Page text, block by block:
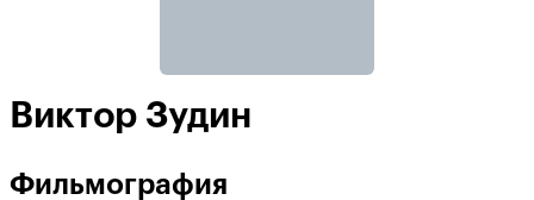
Виктор Зудин
Фильмография